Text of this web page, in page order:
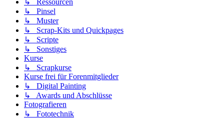
↳ Ressourcen
↳ Pinsel
↳ Muster
↳ Scrap-Kits und Quickpages
↳ Scripte
↳ Sonstiges
Kurse
↳ Scrapkurse
Kurse frei für Forenmitglieder
↳ Digital Painting
↳ Awards und Abschlüsse
Fotografieren
↳ Fototechnik